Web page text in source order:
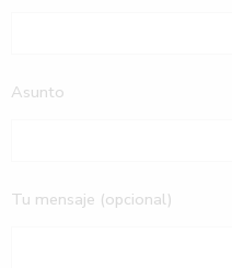
Asunto
Tu mensaje (opcional)